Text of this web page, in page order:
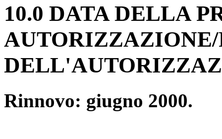
10.0 DATA DELLA
Rinnovo: giugno 2000.